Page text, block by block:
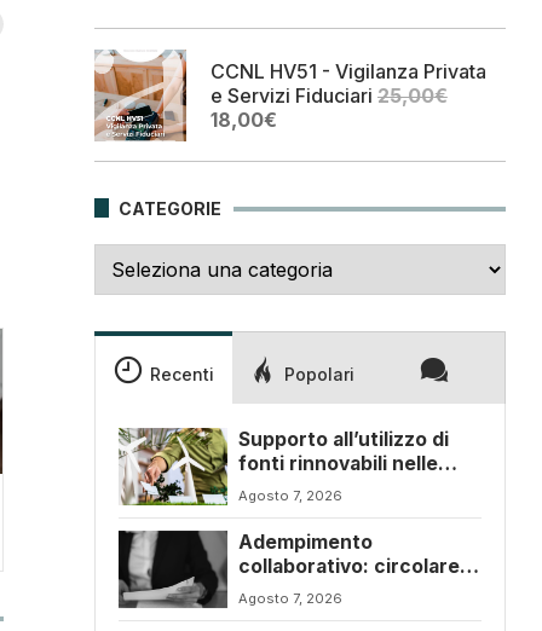
originale
25,00€.
attuale
18,00€.
CCNL HV51 - Vigilanza Privata
e Servizi Fiduciari 25,00€
Il
originale
25,00€.
18,00€Il
attuale
18,00€.
CATEGORIE
Recenti Popolari
Supporto all’utilizzo di
fonti rinnovabili nelle
imprese – Emilia Romagna
Agosto 7, 2026
Adempimento
collaborativo: circolare
6/E con ogni novità della
Agosto 7, 2026